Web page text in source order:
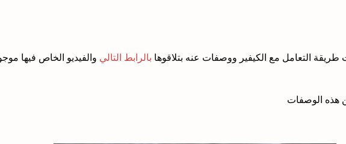
التعامل مع الكيفير ووصفات عنه بتلاقوها بالرابط التالي والفيديو الخاص فيها
الوصفات